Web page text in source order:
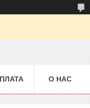
О НАС